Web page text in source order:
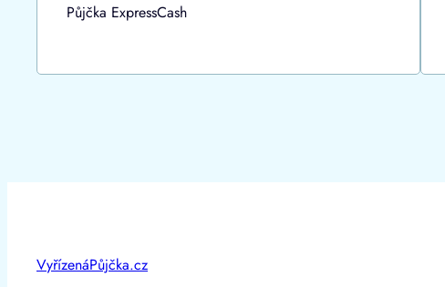
Půjčka ExpressCash
VyřízenáPůjčka.cz